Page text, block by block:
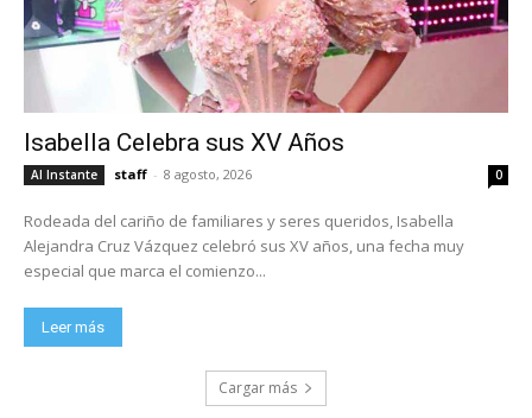
Isabella Celebra sus XV Años
Al Instante staff - 8 agosto, 2026 0
Rodeada del cariño de familiares y seres queridos, Isabella
Alejandra Cruz Vázquez celebró sus XV años, una fecha muy
especial que marca el comienzo...
Leer más
Cargar más